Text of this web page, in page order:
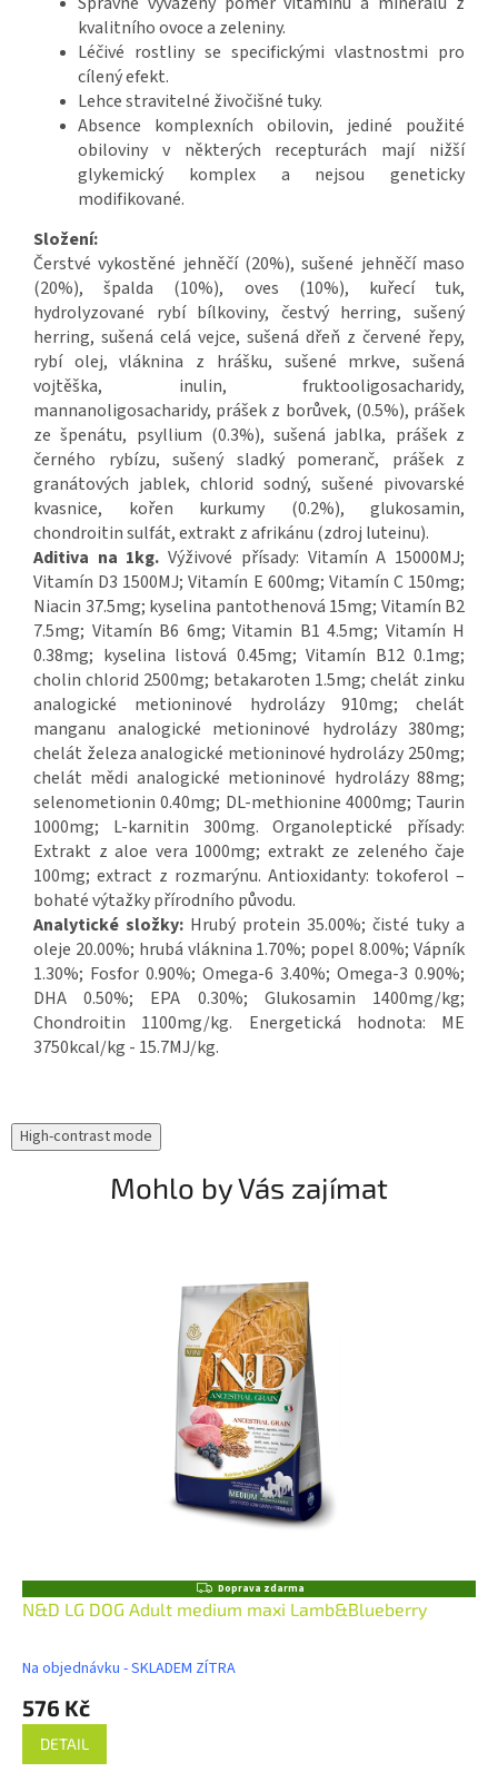
kvalitního ovoce a zeleniny.
Léčivé rostliny se specifickými vlastnostmi pro
cílený efekt.
Lehce stravitelné živočišné tuky.
Absence komplexních obilovin, jediné použité
obiloviny v některých recepturách mají nižší
glykemický komplex a nejsou geneticky
modifikované.
Složení:
Čerstvé vykostěné jehněčí (20%), sušené jehněčí maso
(20%), špalda (10%), oves (10%), kuřecí tuk,
hydrolyzované rybí bílkoviny, čestvý herring, sušený
herring, sušená celá vejce, sušená dřeň z červené řepy,
rybí olej, vláknina z hrášku, sušené mrkve, sušená
vojtěška, inulin, fruktooligosacharidy,
mannanoligosacharidy, prášek z borůvek, (0.5%), prášek
ze špenátu, psyllium (0.3%), sušená jablka, prášek z
černého rybízu, sušený sladký pomeranč, prášek z
granátových jablek, chlorid sodný, sušené pivovarské
kvasnice, kořen kurkumy (0.2%), glukosamin,
chondroitin sulfát, extrakt z afrikánu (zdroj luteinu).
Aditiva na 1kg.Výživové přísady: Vitamín A 15000MJ;
Vitamín D3 1500MJ; Vitamín E 600mg; Vitamín C 150mg;
Niacin 37.5mg; kyselina pantothenová 15mg; Vitamín B2
7.5mg; Vitamín B6 6mg; Vitamin B1 4.5mg; Vitamín H
0.38mg; kyselina listová 0.45mg; Vitamín B12 0.1mg;
cholin chlorid 2500mg; betakaroten 1.5mg; chelát zinku
analogické metioninové hydrolázy 910mg; chelát
manganu analogické metioninové hydrolázy 380mg;
chelát železa analogické metioninové hydrolázy 250mg;
chelát mědi analogické metioninové hydrolázy 88mg;
selenometionin 0.40mg; DL-methionine 4000mg; Taurin
1000mg; L-karnitin 300mg. Organoleptické přísady:
Extrakt z aloe vera 1000mg; extrakt ze zeleného čaje
100mg; extract z rozmarýnu. Antioxidanty: tokoferol –
bohaté výtažky přírodního původu.
Analytické složky: Hrubý protein 35.00%; čisté tuky a
oleje 20.00%; hrubá vláknina 1.70%; popel 8.00%; Vápník
1.30%; Fosfor 0.90%; Omega-6 3.40%; Omega-3 0.90%;
DHA 0.50%; EPA 0.30%; Glukosamin 1400mg/kg;
Chondroitin 1100mg/kg. Energetická hodnota: ME
3750kcal/kg - 15.7MJ/kg.
High-contrast mode
Mohlo by Vás zajímat
Z
D
A
A
Doprava zdarma
N&D LG DOG Adult medium maxi Lamb&Blueberry
Na objednávku - SKLADEM ZÍTRA
576 Kč
DETAIL